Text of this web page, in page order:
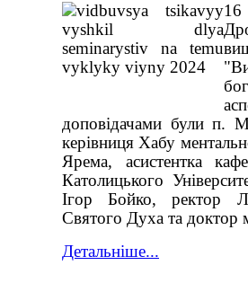
доповідачами були п.
керівниця Хабу
Ярема, асистентка
Католицького
Ігор Бойко, ректор
Святого Духа та доктор
Детальніше...